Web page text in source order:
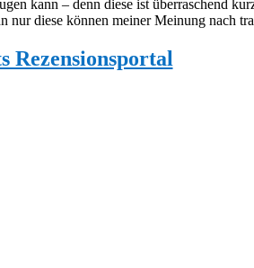
kann – denn diese ist überraschend
diese können meiner Meinung nach
Rezensionsportal